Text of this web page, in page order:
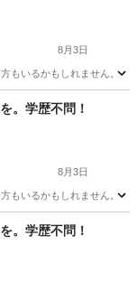
8月3日
もいるかもしれません。
。学歴不問！
8月3日
もいるかもしれません。
。学歴不問！